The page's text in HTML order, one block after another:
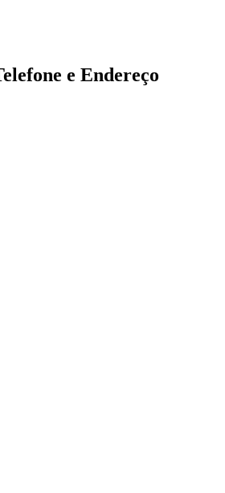
e Endereço